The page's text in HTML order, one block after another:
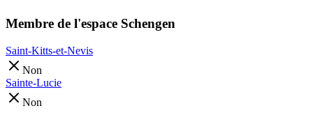
Membre de l'espace Schengen
Saint-Kitts-et-Nevis
Non
Sainte-Lucie
Non